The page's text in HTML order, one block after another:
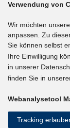
Barrieren melden
Social-Media-
BlueSky
YouTube
LinkedIn
kununu
Netiquette
Verwendung von
Wir möchten
anpassen. Zu
Sie können selbst
Ihre Einwilligung
in unserer
finden Sie in
Webanalysetool
Tracking